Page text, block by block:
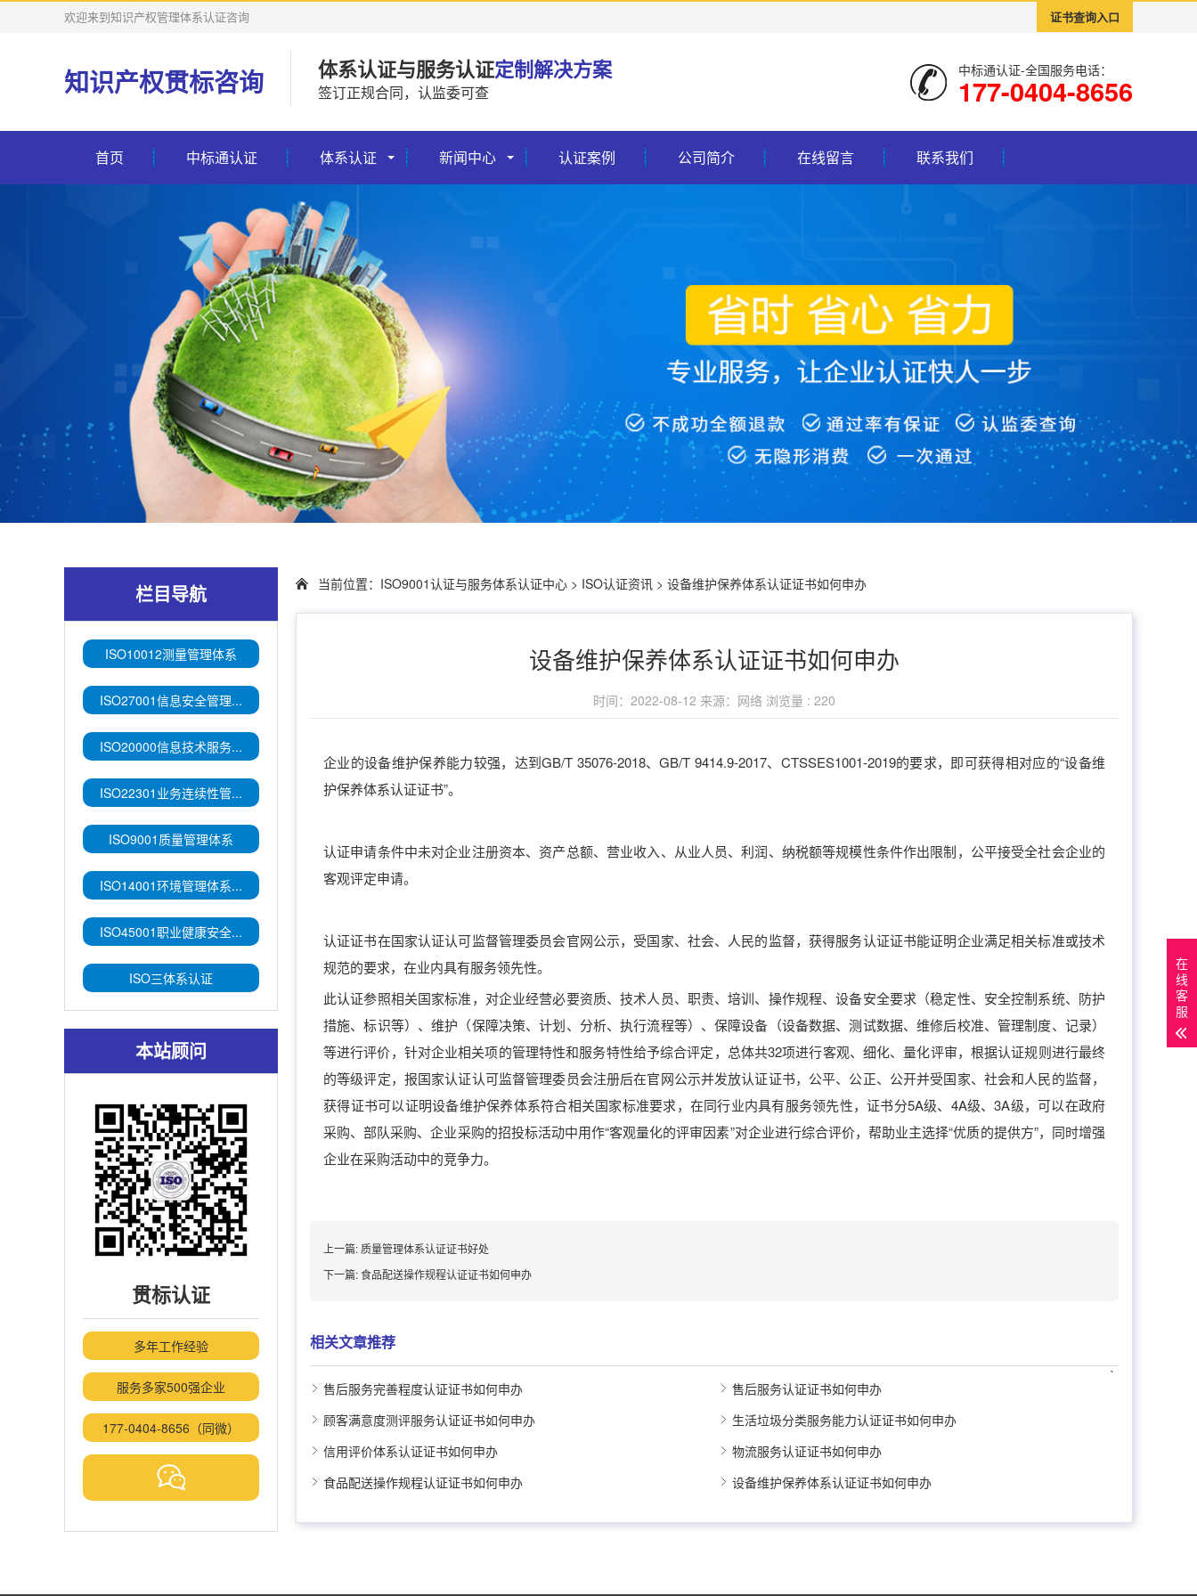
证书查询入口
欢迎来到知识产权管理体系认证咨询
知识产权贯标咨询 体系认证与服务认证定制解决方案
签订正规合同，认监委可查
中标通认证-全国服务电话：
177-0404-8656
首页 中标通认证 体系认证 新闻中心 认证案例 公司简介 在线留言 联系我们
栏目导航
ISO10012测量管理体系
ISO27001信息安全管理...
ISO20000信息技术服务...
ISO22301业务连续性管...
ISO9001质量管理体系
ISO14001环境管理体系...
ISO45001职业健康安全...
ISO三体系认证
本站顾问
贯标认证
多年工作经验
服务多家500强企业
177-0404-8656（同微）
当前位置： ISO9001认证与服务体系认证中心 > ISO认证资讯 > 设备维护保养体系认证证书如何申办
设备维护保养体系认证证书如何申办
时间：2022-08-12 来源：网络 浏览量 : 220
企业的设备维护保养能力较强，达到GB/T 35076-2018、GB/T 9414.9-2017、CTSSES1001-2019的要求，即可获得相对应的“设备维
护保养体系认证证书”。
认证申请条件中未对企业注册资本、资产总额、营业收入、从业人员、利润、纳税额等规模性条件作出限制，公平接受全社会企业的
客观评定申请。
认证证书在国家认证认可监督管理委员会官网公示，受国家、社会、人民的监督，获得服务认证证书能证明企业满足相关标准或技术
规范的要求，在业内具有服务领先性。
此认证参照相关国家标准，对企业经营必要资质、技术人员、职责、培训、操作规程、设备安全要求（稳定性、安全控制系统、防护
措施、标识等）、维护（保障决策、计划、分析、执行流程等）、保障设备（设备数据、测试数据、维修后校准、管理制度、记录）
等进行评价，针对企业相关项的管理特性和服务特性给予综合评定，总体共32项进行客观、细化、量化评审，根据认证规则进行最终
的等级评定，报国家认证认可监督管理委员会注册后在官网公示并发放认证证书，公平、公正、公开并受国家、社会和人民的监督，
获得证书可以证明设备维护保养体系符合相关国家标准要求，在同行业内具有服务领先性，证书分5A级、4A级、3A级，可以在政府
采购、部队采购、企业采购的招投标活动中用作“客观量化的评审因素”对企业进行综合评价，帮助业主选择“优质的提供方”，同时增强
企业在采购活动中的竞争力。
上一篇: 质量管理体系认证证书好处
下一篇:食品配送操作规程认证证书如何申办
相关文章推荐
`
售后服务完善程度认证证书如何申办
售后服务认证证书如何申办
顾客满意度测评服务认证证书如何申办
生活垃圾分类服务能力认证证书如何申办
信用评价体系认证证书如何申办
物流服务认证证书如何申办
食品配送操作规程认证证书如何申办
设备维护保养体系认证证书如何申办
在
线
客
服